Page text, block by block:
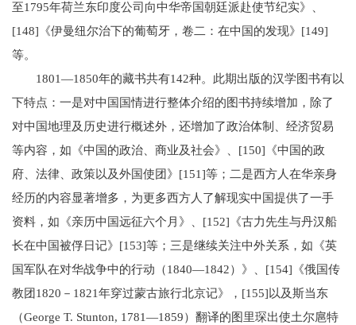
至1795年荷兰东印度公司向中华帝国朝廷派赴使节纪实》、
[148]《伊曼纽尔治下的葡萄牙，卷二：在中国的发现》[149]
等。
1801—1850年的藏书共有142种。此期出版的汉学图书有以
下特点：一是对中国国情进行整体介绍的图书持续增加，除了
对中国地理及历史进行概述外，还增加了政治体制、经济贸易
等内容，如《中国的政治、商业及社会》、[150]《中国的政
府、法律、政策以及外国使团》[151]等；二是西方人在华亲身
经历的内容显著增多，为更多西方人了解现实中国提供了一手
资料，如《亲历中国远征六个月》、[152]《古力先生与丹汉船
长在中国被俘日记》[153]等；三是继续关注中外关系，如《英
国军队在对华战争中的行动（1840—1842）》、[154]《俄国传
教团1820－1821年穿过蒙古旅行北京记》，[155]以及斯当东
（George T. Stunton, 1781—1859）翻译的图里琛出使土尔扈特